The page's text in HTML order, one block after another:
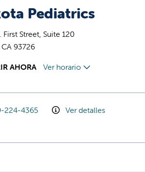
Pediatrics
First Street, Suite 120
93726
AHORA Ver horario
224-4365 Ver detalles